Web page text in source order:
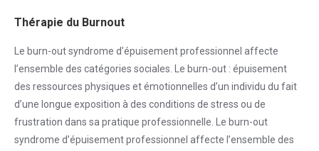
Thérapie du Burnout
Le burn-out syndrome d’épuisement professionnel affecte
l’ensemble des catégories sociales. Le burn-out : épuisement
des ressources physiques et émotionnelles d’un individu du fait
d’une longue exposition à des conditions de stress ou de
frustration dans sa pratique professionnelle. Le burn-out
syndrome d’épuisement professionnel affecte l’ensemble des